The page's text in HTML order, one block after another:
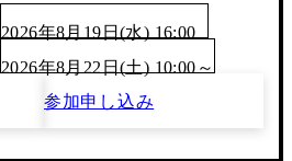
2026年8月19日(水) 16:00
2026年8月22日(土) 10:00～
参加申し込み